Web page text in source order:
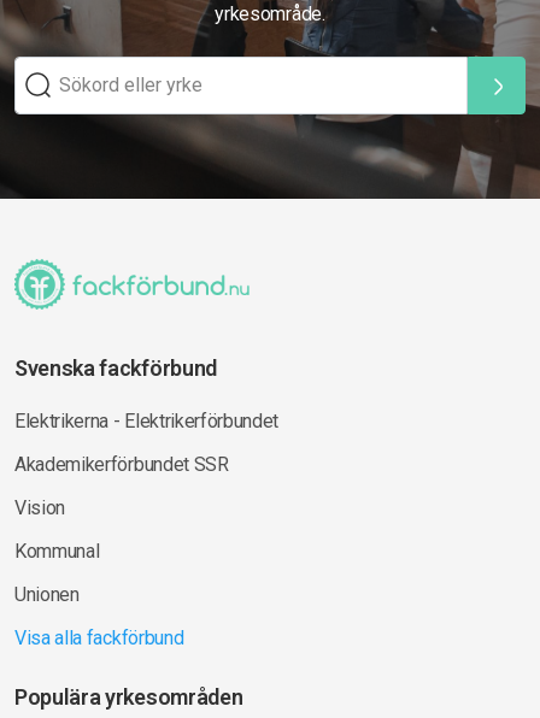
yrkesområde.
Svenska fackförbund
Elektrikerna - Elektrikerförbundet
Akademikerförbundet SSR
Vision
Kommunal
Unionen
Visa alla fackförbund
Populära yrkesområden